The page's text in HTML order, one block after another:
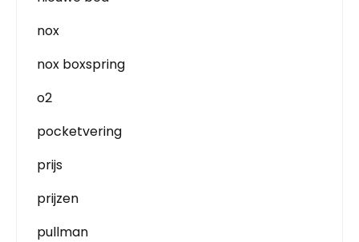
nox
nox boxspring
o2
pocketvering
prijs
prijzen
pullman